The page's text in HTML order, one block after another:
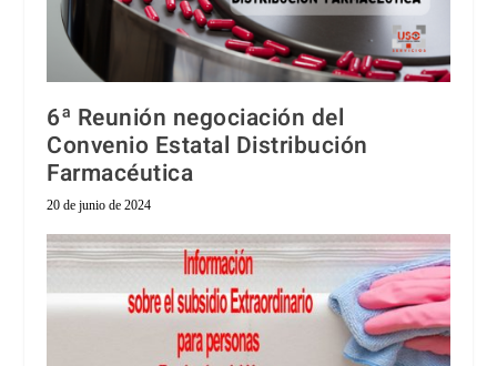
6ª Reunión negociación del
Convenio Estatal Distribución
Farmacéutica
20 de junio de 2024